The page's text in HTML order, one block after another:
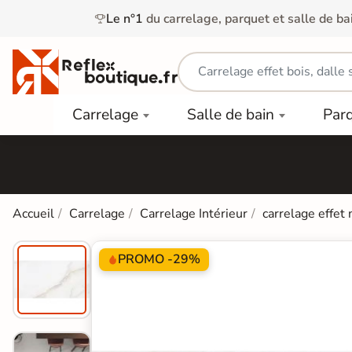
Le n°1 du carrelage, parquet et salle de
Carrelage
Carrelage
Terrasse
Carrelage
Salle de
Bain
Colle &
Finition
Salle de bain
Baignoires
Carrelage
Salle de
Bain
Stratifié
clair
Lames
PVC
Accueil Carrelage Carrelage Intérieur carrelage effet
PROMO -29%